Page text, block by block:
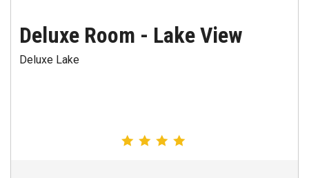
Deluxe Room - Lake View
Deluxe Lake